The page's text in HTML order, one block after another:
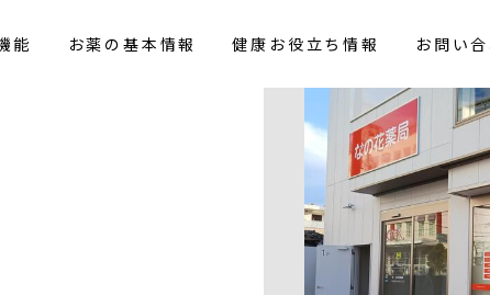
能 お薬の基本情報 健康お役立ち情報 お問い